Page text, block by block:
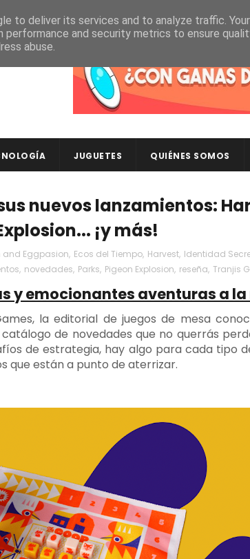
JUGUETES QUIÉNES SOMOS
nuevos lanzamientos:
¡y más!
and Eggpasion, Ecos del Tiempo, Harvest, Identidad
, novedades, Parks, Pigeon Explosion, reseña, Tranjis
y emocionantes aventuras a
la editorial de juegos de mesa
de novedades que no querrás
de estrategia, hay algo para cada tipo
que están a punto de aterrizar.
to deliver its services and to analyze traffic.
performance and security metrics to ensure
abuse.